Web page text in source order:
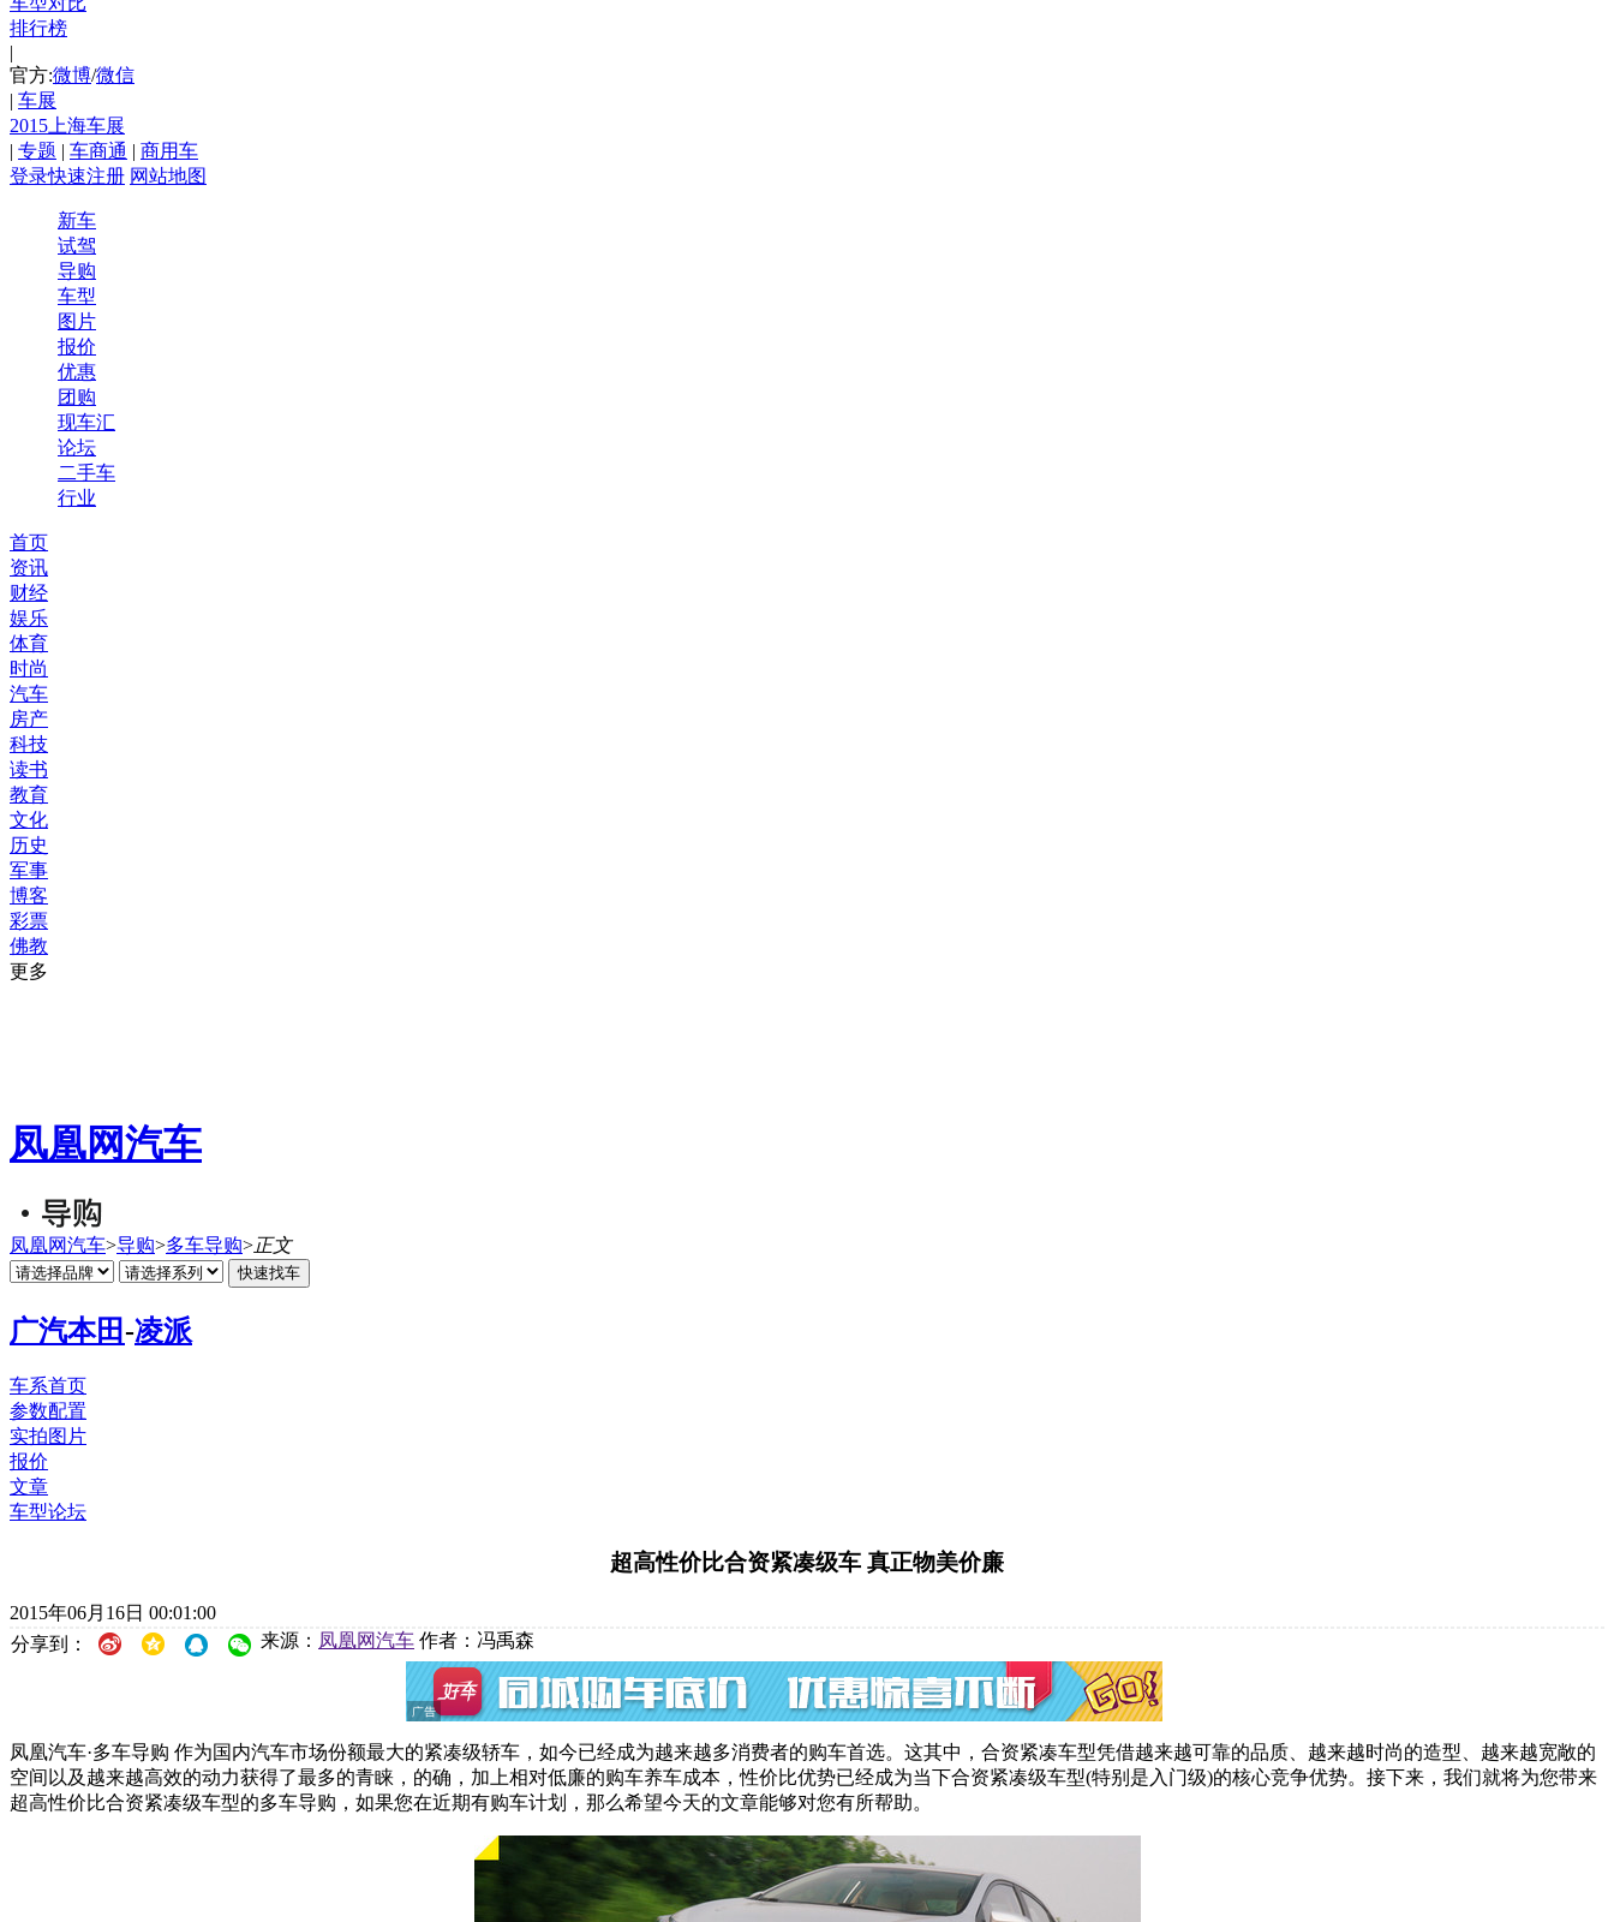
排行榜
|
官方:微博/微信
| 车展
2015上海车展
| 专题 | 车商通 | 商用车
登录快速注册 网站地图
新车
试驾
导购
车型
图片
报价
优惠
团购
现车汇
论坛
二手车
行业
首页
资讯
财经
娱乐
体育
时尚
汽车
房产
科技
读书
教育
文化
历史
军事
博客
彩票
佛教
更多
凤凰网汽车
凤凰网汽车>导购>多车导购>正文
广汽本田-凌派
车系首页
参数配置
实拍图片
报价
文章
车型论坛
超高性价比合资紧凑级车 真正物美价廉
2015年06月16日 00:01:00
分享到：
来源： 凤凰网汽车 作者：冯禹森
凤凰汽车·多车导购 作为国内汽车市场份额最大的紧凑级轿车，如今已经成为越来越多消费者的购车首选。这其中，合资紧凑车型凭借越来越可靠的品质、越来越时尚的造型、越来越宽敞的
空间以及越来越高效的动力获得了最多的青睐，的确，加上相对低廉的购车养车成本，性价比优势已经成为当下合资紧凑级车型(特别是入门级)的核心竞争优势。接下来，我们就将为您带来
超高性价比合资紧凑级车型的多车导购，如果您在近期有购车计划，那么希望今天的文章能够对您有所帮助。